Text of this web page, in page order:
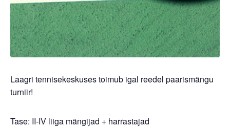
Laagri tennisekeskuses toimub igal reedel paarismängu
turniir!
Tase: II-IV liiga mängijad + harrastajad